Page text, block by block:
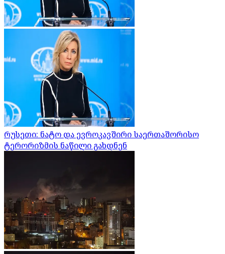
რუსეთი: ნატო და ევროკავშირი საერთაშორისო
ტერორიზმის ნაწილი გახდნენ